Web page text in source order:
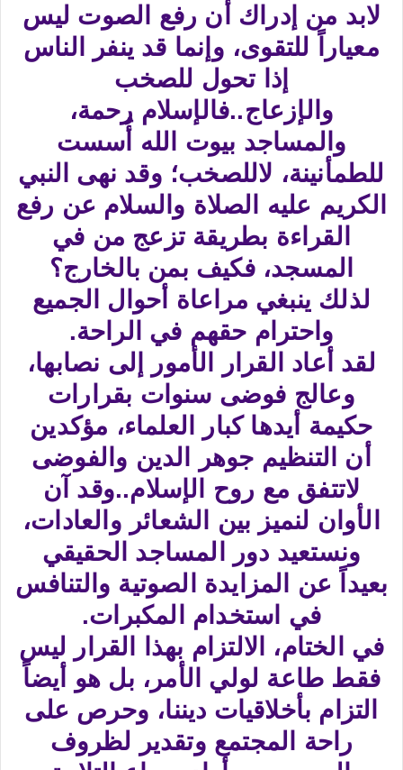
لابد من إدراك أن رفع الصوت ليس
معياراً للتقوى، وإنما قد ينفر الناس
إذا تحول للصخب
والإزعاج..فالإسلام رحمة،
والمساجد بيوت الله أُسست
للطمأنينة، لاللصخب؛ وقد نهى النبي
الكريم عليه الصلاة والسلام عن رفع
القراءة بطريقة تزعج من في
المسجد، فكيف بمن بالخارج؟
لذلك ينبغي مراعاة أحوال الجميع
واحترام حقهم في الراحة.
لقد أعاد القرار الأمور إلى نصابها،
وعالج فوضى سنوات بقرارات
حكيمة أيدها كبار العلماء، مؤكدين
أن التنظيم جوهر الدين والفوضى
لاتتفق مع روح الإسلام..وقد آن
الأوان لنميز بين الشعائر والعادات،
ونستعيد دور المساجد الحقيقي
بعيداً عن المزايدة الصوتية والتنافس
في استخدام المكبرات.
في الختام، الالتزام بهذا القرار ليس
فقط طاعة لولي الأمر، بل هو أيضاً
التزام بأخلاقيات ديننا، وحرص على
راحة المجتمع وتقدير لظروف